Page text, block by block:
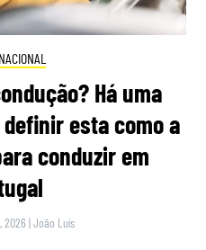
NACIONAL
Há uma
esta como a
conduzir em
2026 |João Luís